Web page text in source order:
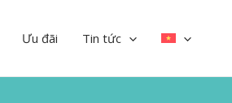
Ưu đãi Tin tức